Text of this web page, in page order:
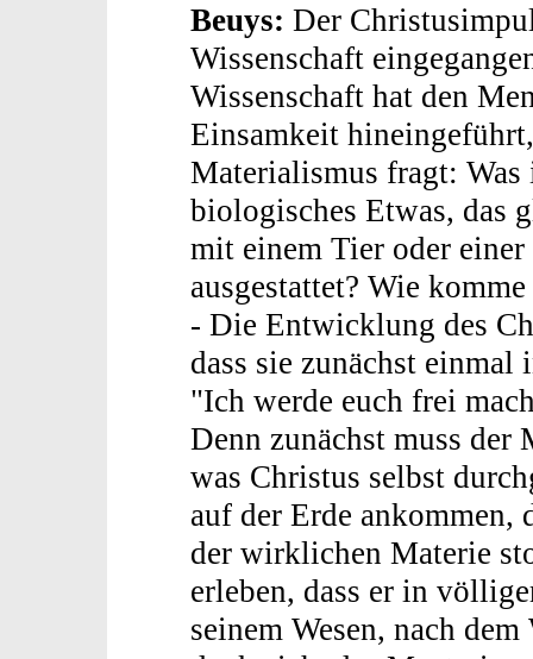
Beuys: Der
Wissenschaft
Wissenschaft hat den
Einsamkeit
Materialismus fragt:
biologisches Etwas, das
mit einem Tier oder
ausgestattet? Wie
- Die Entwicklung des
dass sie zunächst
"Ich werde euch frei
Denn zunächst muss der
was Christus selbst
auf der Erde ankommen,
der wirklichen Materie
erleben, dass er in
seinem Wesen, nach